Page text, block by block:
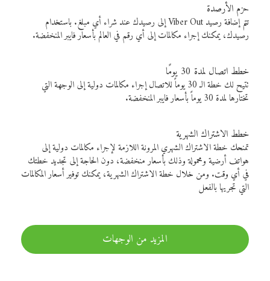
حزم الأرصدة
تتم إضافة رصيد Viber Out إلى رصيدك عند شراء أي مبلغ. باستخدام
رصيدك، يمكنك إجراء مكالمات إلى أي رقم في العالم بأسعار فايبر المنخفضة.
خطط اتصال لمدة 30 يومًا
تتيح لك خطة الـ 30 يوماً للاتصال إجراء مكالمات دولية إلى الوجهة التي
تختارها لمدة 30 يوماً بأسعار فايبر المنخفضة.
خطط الاشتراك الشهرية
تمنحك خطة الاشتراك الشهري المرونة اللازمة لإجراء مكالمات دولية إلى
هواتف أرضية ومحمولة وذلك بأسعار منخفضة، دون الحاجة إلى تجديد خطتك
في أي وقت. ومن خلال خطة الاشتراك الشهرية، يمكنك توفير أسعار المكالمات
التي تجريها بالفعل
المزيد من الوجهات